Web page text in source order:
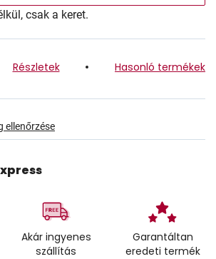
csak a keret.
Részletek Hasonló termékek
ellenőrzése
Akár ingyenes
szállítás
Garantáltan
eredeti termék